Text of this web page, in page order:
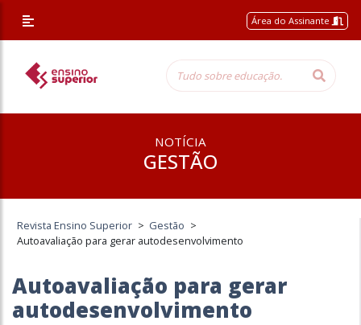
Área do Assinante
NOTÍCIA
GESTÃO
Revista Ensino Superior > Gestão >
Autoavaliação para gerar autodesenvolvimento
Autoavaliação para gerar
autodesenvolvimento